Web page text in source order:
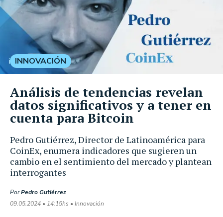
Pedro Gutiérrez, Director de Latinoamérica para
CoinEx, enumera indicadores que sugieren un
cambio en el sentimiento del mercado y plantean
interrogantes
PorPedro Gutiérrez
09.05.2024 • 14:15hs • Innovación
INNOVACIÓN
Análisis de tendencias revelan
datos significativos y a tener en
cuenta para Bitcoin